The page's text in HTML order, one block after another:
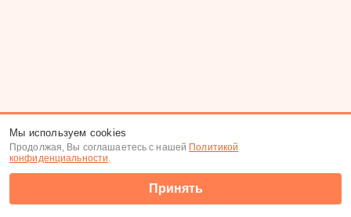
Мы используем cookies
Продолжая, Вы соглашаетесь с нашей Политикой
конфиденциальности.
Принять